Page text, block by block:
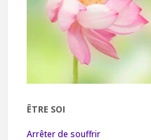
ÊTRE SOI
Arrêter de souffrir